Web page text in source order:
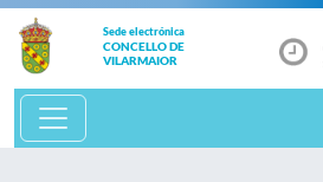
Sede electrónica
CONCELLO DE
VILARMAIOR